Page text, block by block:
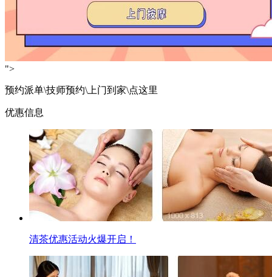
">
预约派单\技师预约\上门到家\点这里
优惠信息
清茶优惠活动火爆开启！